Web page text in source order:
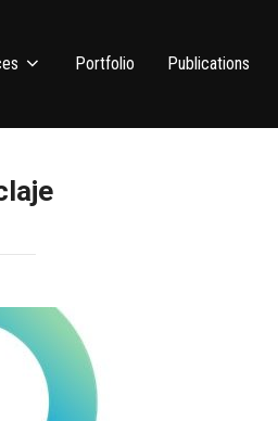
Portfolio Publications